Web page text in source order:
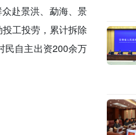
赴景洪、勐海、景
工投劳，累计拆除
民自主出资200余万